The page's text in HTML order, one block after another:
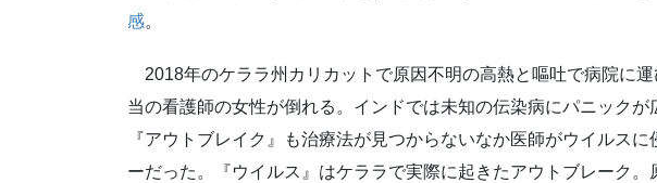
感。
2018年のケララ州カリカットで原因不明の高熱と嘔吐で病院に
当の看護師の女性が倒れる。インドでは未知の伝染病にパニック
『アウトブレイク』も治療法が見つからないなか医師がウイルス
ーだった。『ウイルス』はケララで実際に起きたアウトブレーク